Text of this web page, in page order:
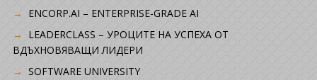
ENCORP.AI – ENTERPRISE-GRADE AI
LEADERCLASS – УРОЦИТЕ НА УСПЕХА ОТ
ВДЪХНОВЯВАЩИ ЛИДЕРИ
SOFTWARE UNIVERSITY